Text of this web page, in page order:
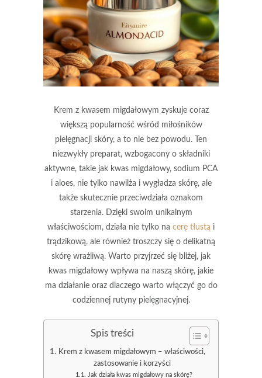
Krem z kwasem migdałowym zyskuje coraz
większą popularność wśród miłośników
pielęgnacji skóry, a to nie bez powodu. Ten
niezwykły preparat, wzbogacony o składniki
aktywne, takie jak kwas migdałowy, sodium PCA
i aloes, nie tylko nawilża i wygładza skórę, ale
także skutecznie przeciwdziała oznakom
starzenia. Dzięki swoim unikalnym
właściwościom, działa nie tylko na cerę tłustą i
trądzikową, ale również troszczy się o delikatną
skórę wrażliwą. Warto przyjrzeć się bliżej, jak
kwas migdałowy wpływa na naszą skórę, jakie
ma działanie oraz dlaczego warto włączyć go do
codziennej rutyny pielęgnacyjnej.
Spis treści
Krem z kwasem migdałowym – właściwości,
zastosowanie i korzyści
Jak działa kwas migdałowy na skórę?